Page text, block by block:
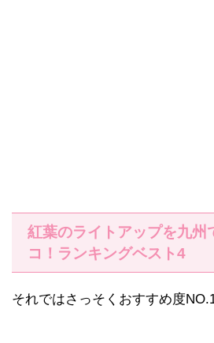
紅葉のライトアップを九州
コ！ランキングベスト4
それではさっそくおすすめ度